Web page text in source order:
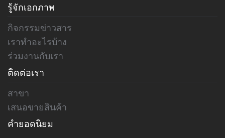
รู้จักเอกภาพ
กิจกรรมข่าวสาร
เราทำอะไรบ้าง
ร่วมงานกับเรา
ติดต่อเรา
สาขา
เสนอขายสินค้า
คำยอดนิยม